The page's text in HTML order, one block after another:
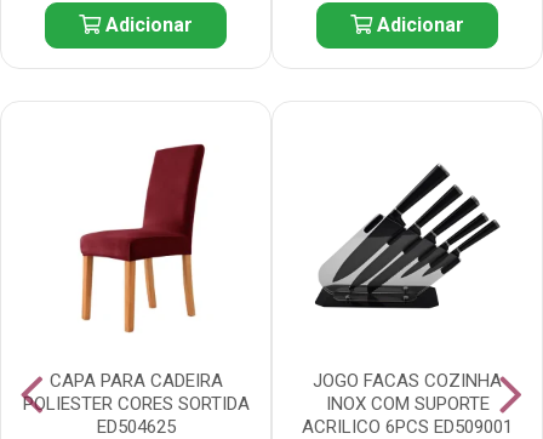
Adicionar Adicionar
CAPA PARA CADEIRA
POLIESTER CORES SORTIDA
ED504625
JOGO FACAS COZINHA
INOX COM SUPORTE
ACRILICO 6PCS ED509001